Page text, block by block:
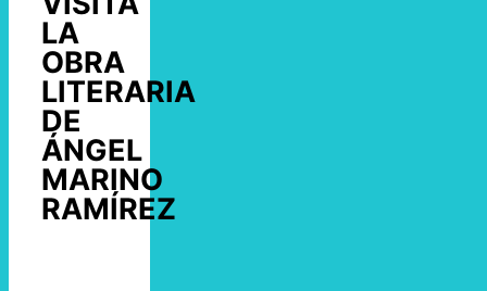
LA
OBRA
LITERARIA
DE
ÁNGEL
MARINO
RAMÍREZ